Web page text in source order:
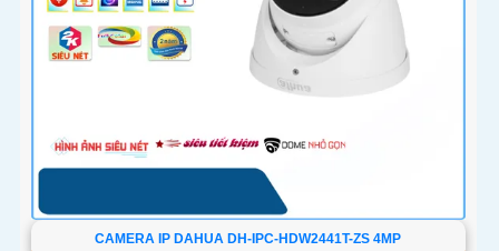
CAMERA IP DAHUA DH-IPC-HDW2441T-ZS 4MP